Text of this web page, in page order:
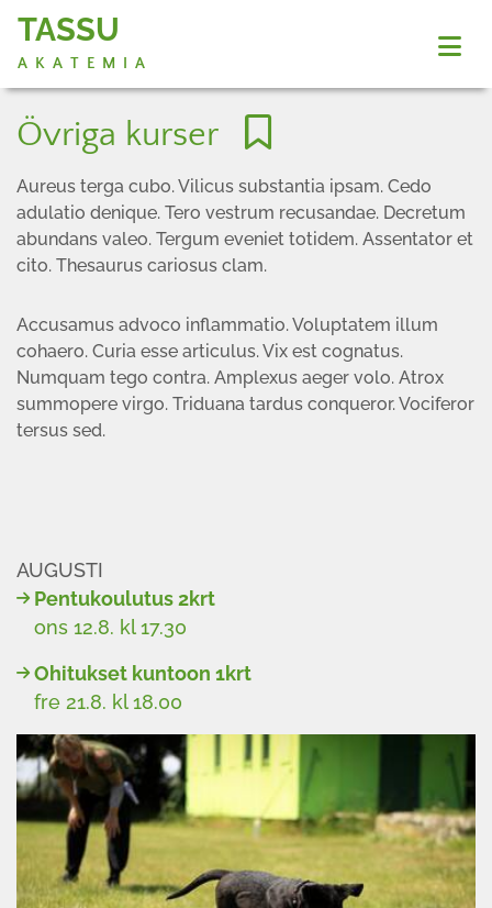
TASSU
AKATEMIA
Övriga kurser
Aureus terga cubo. Vilicus substantia ipsam. Cedo
adulatio denique. Tero vestrum recusandae. Decretum
abundans valeo. Tergum eveniet totidem. Assentator et
cito. Thesaurus cariosus clam.
Accusamus advoco inflammatio. Voluptatem illum
cohaero. Curia esse articulus. Vix est cognatus.
Numquam tego contra. Amplexus aeger volo. Atrox
summopere virgo. Triduana tardus conqueror. Vociferor
tersus sed.
AUGUSTI
Pentukoulutus 2krt
ons 12.8. kl 17.30
Ohitukset kuntoon 1krt
fre 21.8. kl 18.00